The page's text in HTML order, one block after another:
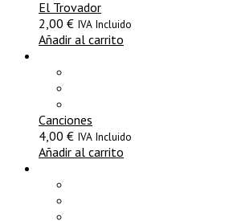
El Trovador
2,00 € IVA Incluido
Añadir al carrito
Canciones
4,00 € IVA Incluido
Añadir al carrito